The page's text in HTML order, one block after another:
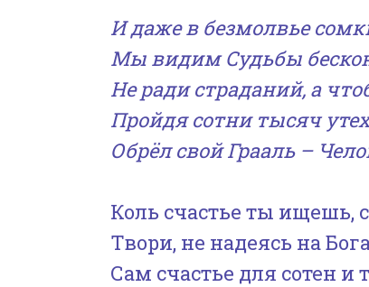
И даже в безмолвье
Мы видим Судьбы
Не ради страданий, а
Пройдя сотни тысяч
Обрёл свой Грааль –
Коль счастье ты ищешь,
Твори, не надеясь на
Сам счастье для сотен